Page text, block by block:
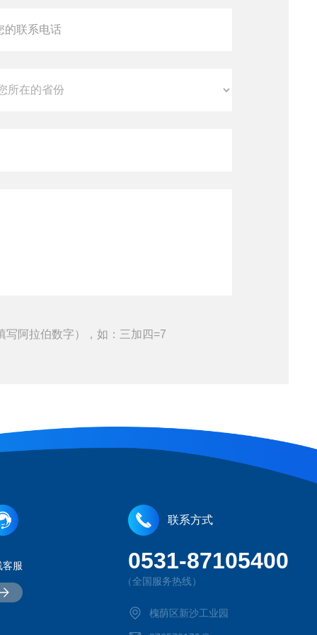
写阿拉伯数字），如：三加四=7
客服
联系方式
0531-87105400
（全国服务热线）
槐荫区新沙工业园